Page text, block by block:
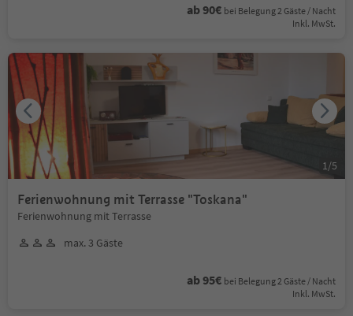
ab 90€ bei Belegung 2 Gäste / Nacht
Inkl. MwSt.
Ferienwohnung mit Terrasse "Toskana"
Ferienwohnung mit Terrasse
max. 3 Gäste
ab 95€ bei Belegung 2 Gäste / Nacht
Inkl. MwSt.
1 /5